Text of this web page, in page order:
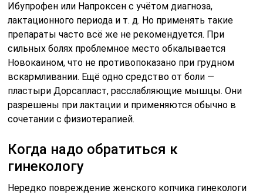
Ибупрофен или Напроксен с учётом диагноза,
лактационного периода и т. д. Но применять такие
препараты часто всё же не рекомендуется. При
сильных болях проблемное место обкалывается
Новокаином, что не противопоказано при грудном
вскармливании. Ещё одно средство от боли —
пластыри Дорсапласт, расслабляющие мышцы. Они
разрешены при лактации и применяются обычно в
сочетании с физиотерапией.
Когда надо обратиться к
гинекологу
Нередко повреждение женского копчика гинекологи